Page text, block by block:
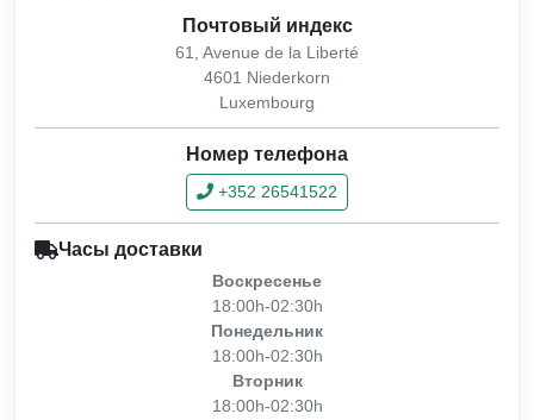
Почтовый индекс
61, Avenue de la Liberté
4601 Niederkorn
Luxembourg
Номер телефона
+352 26541522
Часы доставки
Воскресенье
18:00h-02:30h
Понедельник
18:00h-02:30h
Вторник
18:00h-02:30h